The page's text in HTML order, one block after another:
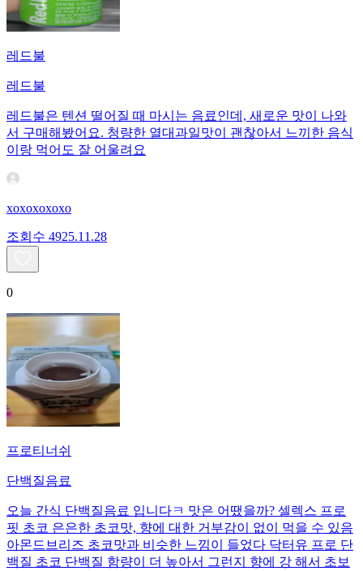
레드불
레드불
레드불은 텐션 떨어질 때 마시는 음료인데, 새로운 맛이 나와
서 구매해봤어요. 청량한 열대과일맛이 괜찮아서 느끼한 음식
이랑 먹어도 잘 어울려요
xoxoxoxoxo
조회수 4925.11.28
0
프로티너쉬
단백질음료
오늘 간식 단백질음료 입니다ㅋ 맛은 어땠을까? 셀렉스 프로
핏 초코 은은한 초코맛, 향에 대한 거부감이 없이 먹을 수 있음
아몬드브리즈 초코맛과 비슷한 느낌이 들었다 닥터유 프로 단
백질 초코 단백질 함량이 더 높아서 그런지 향에 강 해서 초보